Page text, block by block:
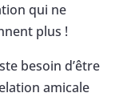
qui ne
plus !
besoin d’être
amicale